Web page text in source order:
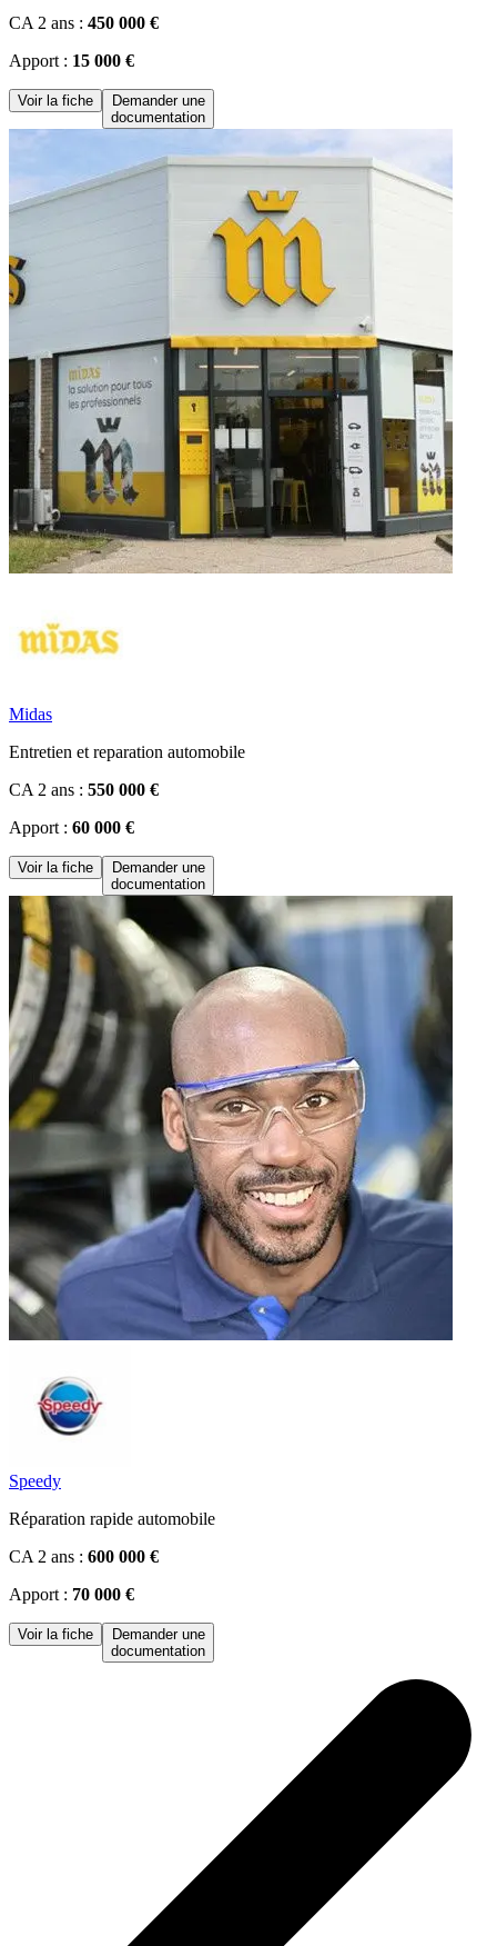
CA 2 ans : 450 000 €
Apport : 15 000 €
Voir la fiche
Demander une
documentation
Midas
Entretien et reparation automobile
CA 2 ans : 550 000 €
Apport : 60 000 €
Voir la fiche
Demander une
documentation
Speedy
Réparation rapide automobile
CA 2 ans : 600 000 €
Apport : 70 000 €
Voir la fiche
Demander une
documentation